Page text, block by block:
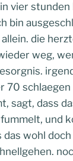
vier
bin
die
weg,
70
sagt, dass
und
das wohl